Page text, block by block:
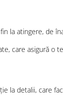
la atingere, de
care asigură o
la detalii, care